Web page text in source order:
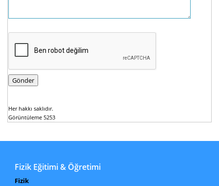
Her hakkı saklıdır.
Görüntüleme 5253
Fizik Eğitimi & Öğretimi
Fizik